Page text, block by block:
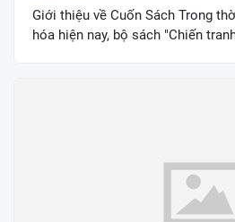
Giới thiệu về Cuốn Sách Trong
hóa hiện nay, bộ sách "Chiến